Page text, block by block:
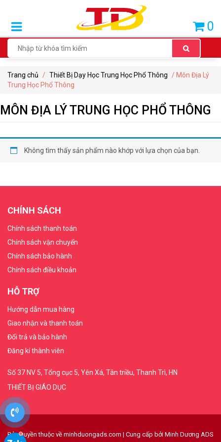
0
PHẨM
BÁN
CHẠY
THIẾT
DẠY
HỌC
THCS
THIẾT
BỊ
DẠY
THPT
HÓA
TRƯỜNG
HỌC
THIẾT
BỊ
DẠY
HỌC
DÙNG
CHUNG
Trang chủ / Thiết Bị Dạy Học Trung Học Phổ Thông
/ Môn Địa Lý
Trung Học Phổ Thông
MÔN ĐỊA LÝ TRUNG HỌC PHỔ THÔNG
Không tìm thấy sản phẩm nào khớp với lựa chọn của bạn.
CHÍNH SÁCH
Chính sách thanh toán
Chính sách vận chuyển
Chính sách bảo hành
Chính sách điều khoản
HỖ TRỢ
Hướng dẫn mua hàng
Giao nhận và thanh toán
Đổi trả và bảo hành
Đăng kí thành viên
Số 37 NV 5, Tổng cục 5, Yên Xá, Tân triều, Thanh Trì, HN
THIẾT BỊ GIÁO DỤC
Bản quyền thuộc về minhduongads.com | Cung cấp bởi Minh Dương ADS